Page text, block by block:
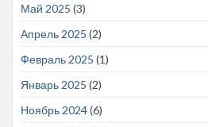
Май 2025 (3)
Апрель 2025 (2)
Февраль 2025 (1)
Январь 2025 (2)
Ноябрь 2024(6)